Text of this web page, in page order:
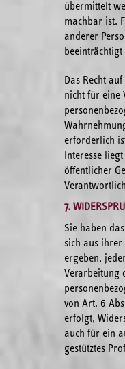
übermittelt
machbar ist.
anderer
Das Recht
nicht für eine
erforderlich
Interesse
öffentlicher
7.
Sie haben
sich aus ihrer
ergeben,
Verarbeitung
von Art. 6
erfolgt,
auch für ein
gestütztes